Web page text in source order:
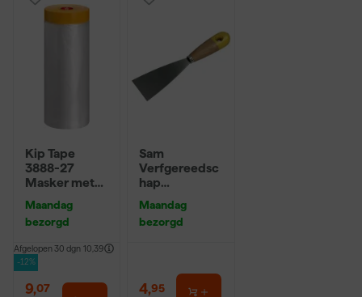
Kip Tape
3888-27
Masker met
2,7 x 20m
Maandag
bezorgd
Afgelopen 30 dgn 10,39
-12%
9,07
Sam
Verfgereedsc
hap
10cm
Maandag
bezorgd
4,95